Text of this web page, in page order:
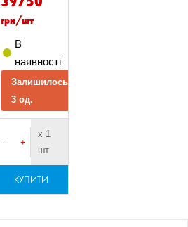
грн/шт
В
наявності
Залишилось
3 од.
- +
х 1
шт
КУПИТИ